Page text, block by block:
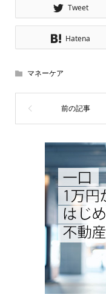
Tweet
Hatena
マネーケア